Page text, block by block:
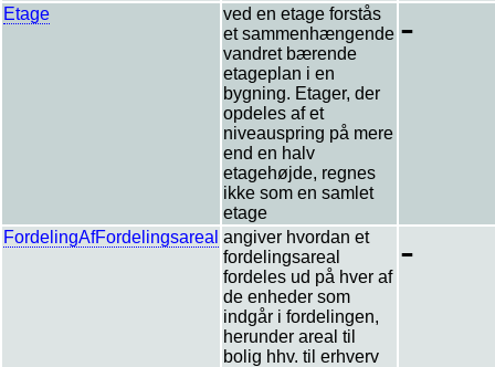
Etage
ved en etage forstås
et sammenhængende
vandret bærende
etageplan i en
bygning. Etager, der
opdeles af et
niveauspring på mere
end en halv
etagehøjde, regnes
ikke som en samlet
etage
-
FordelingAfFordelingsareal angiver hvordan et
fordelingsareal
fordeles ud på hver af
de enheder som
indgår i fordelingen,
herunder areal til
bolig hhv. til erhverv
-